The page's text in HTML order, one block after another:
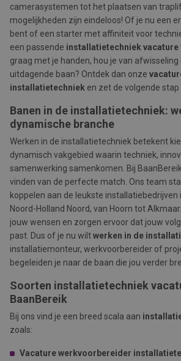
camerasystemen tot het plaatsen van
mogelijkheden zijn eindeloos! Of je nu een
bent of een starter met affiniteit voor
een passende installatietechniek vacature
graag met je handen, hou je van afwisseling
uitdagende baan? Ontdek dan onze
installatietechniek en zet de volgende stap
Banen in de installatietechniek:
dynamische branche
Werken in de installatietechniek betekent
dynamisch vakgebied waarin techniek,
samenwerking samenkomen. Bij
vinden van de perfecte match. Ons team
koppelen aan de leukste installatiebedrijven
Noord-Holland Noord, van Hoorn tot
jouw wensen en zorgen ervoor dat jouw
past. Dus of je nu wiltwerken in de
installatiemonteur, werkvoorbereider of
begeleiden je naar de baan die jou verder
Soorten installatietechniek
BaanBereik
Bij ons vind je een breed scala aan
zoals:
Vacature werkvoorbereider